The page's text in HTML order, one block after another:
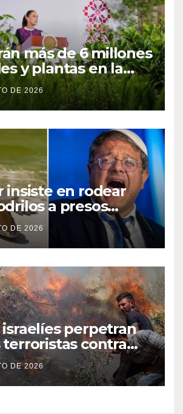
más de 6 millones
y plantas en la
de
2026
DE 2026
insiste en rodear
a presos
DE 2026
israelíes perpetran
contra
en
DE 2026